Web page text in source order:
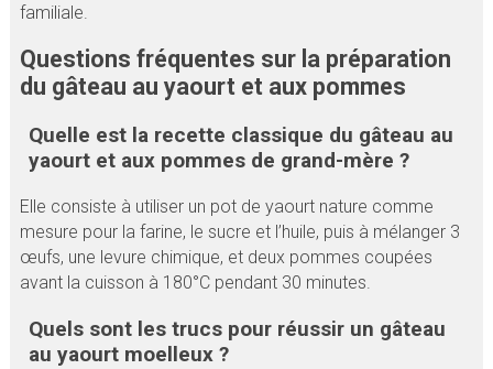
familiale.
Questions fréquentes sur la préparation
du gâteau au yaourt et aux pommes
Quelle est la recette classique du gâteau au
yaourt et aux pommes de grand-mère ?
Elle consiste à utiliser un pot de yaourt nature comme
mesure pour la farine, le sucre et l’huile, puis à mélanger 3
œufs, une levure chimique, et deux pommes coupées
avant la cuisson à 180°C pendant 30 minutes.
Quels sont les trucs pour réussir un gâteau
au yaourt moelleux ?